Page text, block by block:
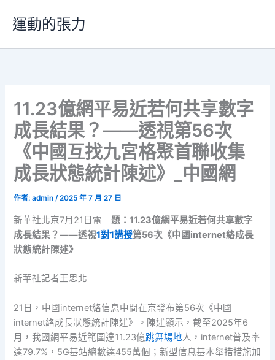
要
運動的張力
11.23億網平易近若何共享數字
成長結果？——透視第56次
《中國互找九宮格聚首聯收集
成長狀態統計陳述》_中國網
作者:admin/2025 年 7 月 27 日
新華社北京7月21日電題：11.23億網平易近若何共享數字
成長結果？——透視1對1講授第56次《中國internet絡成長
狀態統計陳述》
新華社記者王思北
21日，中國internet絡信息中間在京發布第56次《中國
internet絡成長狀態統計陳述》。陳述顯示，截至2025年6
月，我國網平易近範圍達11.23億跳舞場地 人，internet普及率
達79.7%，5G基站總數達455萬個；新型信息基本舉措措施加